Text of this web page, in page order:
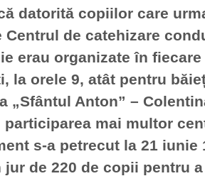
datorită copiilor care
Centrul de catehizare
erau organizate în
la orele 9, atât pentru
„Sfântul Anton” –
participarea mai multor
s-a petrecut la 21 iunie
jur de 220 de copii pentru